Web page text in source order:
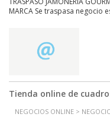
MARCA Se traspasa negocio
Tienda online de
NEGOCIOS ONLINE >